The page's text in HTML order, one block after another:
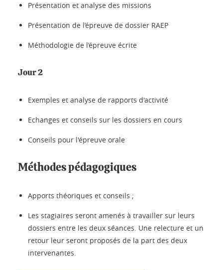
Présentation et analyse des missions
Présentation de l’épreuve de dossier RAEP
Méthodologie de l’épreuve écrite
Jour 2
Exemples et analyse de rapports d'activité
Echanges et conseils sur les dossiers en cours
Conseils pour l'épreuve orale
Méthodes pédagogiques
Apports théoriques et conseils ;
Les stagiaires seront amenés à travailler sur leurs
dossiers entre les deux séances. Une relecture et un
retour leur seront proposés de la part des deux
intervenantes.